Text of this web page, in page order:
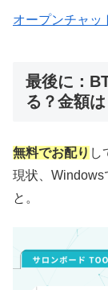
オープンチャッ
最後に：
る？金額は
無料でお配り し
現状、Windows
と。